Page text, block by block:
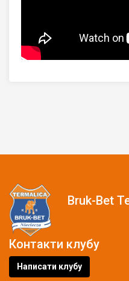
Bruk-Bet
Контакти клубу
Написати клубу